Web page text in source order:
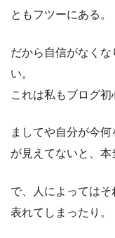
ともフツーにある。
だから自信がなく
い。
これは私もブログ初
ましてや自分が今
が見えてないと、本
で、人によっては
表れてしまったり。